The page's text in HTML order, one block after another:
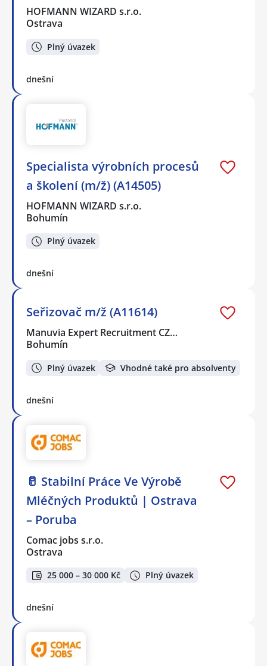
HOFMANN WIZARD s.r.o.
Ostrava
Plný úvazek
dnešní
Specialista výrobních procesů
a školení (m/ž) (A14505)
HOFMANN WIZARD s.r.o.
Bohumín
Plný úvazek
dnešní
Seřizovač m/ž (A11614)
Manuvia Expert Recruitment CZ…
Bohumín
Plný úvazek Vhodné také pro absolventy
dnešní
🥛 Stabilní Práce Ve Výrobě
Mléčných Produktů | Ostrava
– Poruba
Comac jobs s.r.o.
Ostrava
25 000 – 30 000 Kč Plný úvazek
dnešní